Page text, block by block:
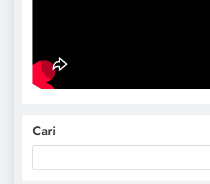
Cari